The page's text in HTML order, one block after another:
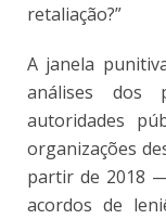
retaliação?”
A janela
análises dos
autoridades
organizações
partir de 2018
acordos de